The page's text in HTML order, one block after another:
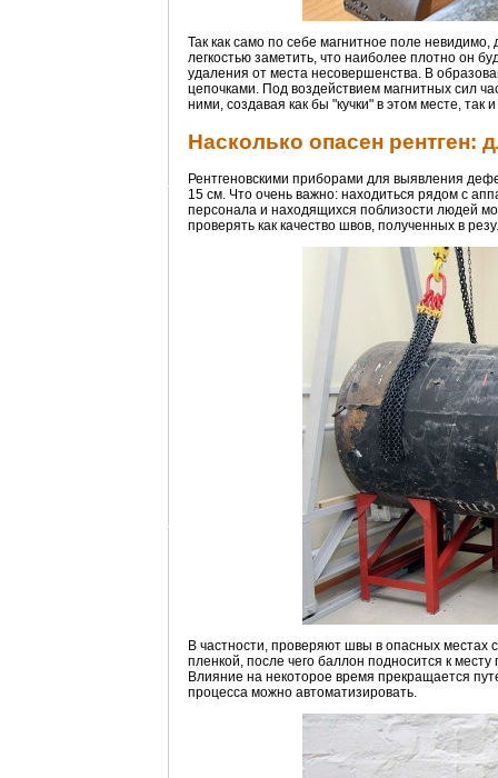
Так как само по себе магнитное поле
легкостью заметить, что наиболее плотно он
удаления от места несовершенства. В
цепочками. Под воздействием магнитных сил
ними, создавая как бы "кучки" в этом месте,
Насколько опасен рентген:
Рентгеновскими приборами для выявления
15 см. Что очень важно: находиться рядом с
персонала и находящихся поблизости людей
проверять как качество швов, полученных в
В частности, проверяют швы в опасных местах
пленкой, после чего баллон подносится к
Влияние на некоторое время прекращается
процесса можно автоматизировать.